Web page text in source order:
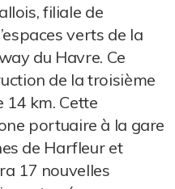
filiale de
verts de la
du Havre. Ce
de la troisième
14 km. Cette
portuaire à la gare
de Harfleur et
17 nouvelles